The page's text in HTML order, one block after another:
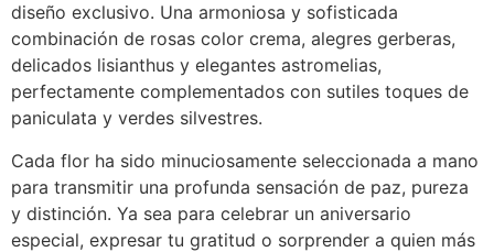
diseño exclusivo. Una armoniosa y sofisticada
combinación de rosas color crema, alegres gerberas,
delicados lisianthus y elegantes astromelias,
perfectamente complementados con sutiles toques de
paniculata y verdes silvestres.
Cada flor ha sido minuciosamente seleccionada a mano
para transmitir una profunda sensación de paz, pureza
y distinción. Ya sea para celebrar un aniversario
especial, expresar tu gratitud o sorprender a quien más